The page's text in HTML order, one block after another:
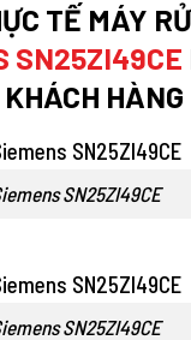
TẾ MÁY
SN25ZI49CE
HÀNG
SN25ZI49CE
SN25ZI49CE